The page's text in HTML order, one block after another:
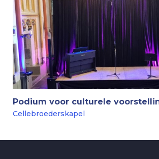
Podium voor culturele
Cellebroederskapel